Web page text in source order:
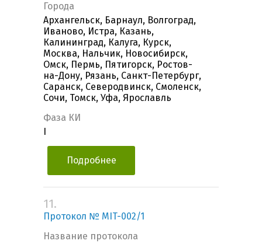
Города
Архангельск, Барнаул, Волгоград,
Иваново, Истра, Казань,
Калининград, Калуга, Курск,
Москва, Нальчик, Новосибирск,
Омск, Пермь, Пятигорск, Ростов-
на-Дону, Рязань, Санкт-Петербург,
Саранск, Северодвинск, Смоленск,
Сочи, Томск, Уфа, Ярославль
Фаза КИ
Подробнее
11.
Протокол № MIT-002/1
Название протокола